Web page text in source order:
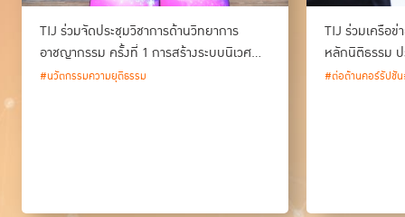
TIJ ร่วมจัดประชุมวิชาการด้านวิทยาการ
อาชญากรรม ครั้งที่ 1 การสร้างระบบนิเวศ
ด้านวิทยาการอาชญากรรม และนวัตกรรม
#นวัตกรรมความยุติธรรม
TIJ ร่วมเครือ
หลักนิติธรรม ป
#ต่อต้านคอร์รัปชัน